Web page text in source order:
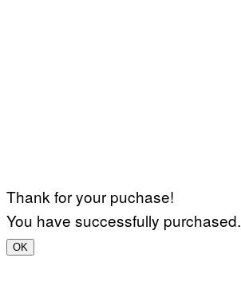
Thank for your puchase!
You have successfully purchased.
OK